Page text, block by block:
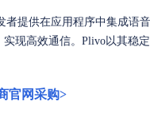
者提供在应用程序中集成语
现高效通信。Plivo以其稳
官网采购>